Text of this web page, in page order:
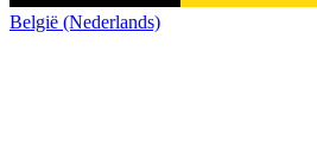
België (Nederlands)